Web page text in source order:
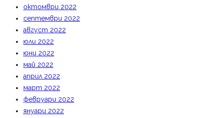
октомври 2022
септември 2022
август 2022
юли 2022
юни 2022
май 2022
април 2022
март 2022
февруари 2022
януари 2022